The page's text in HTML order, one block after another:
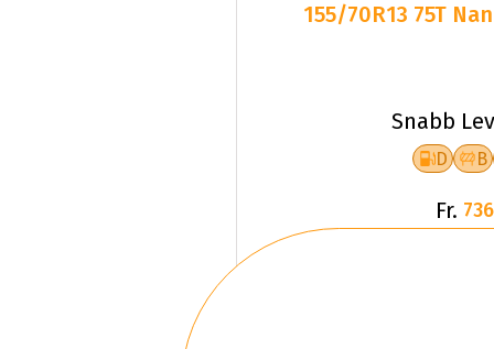
155/70R13 75T
Snabb
D B
Fr.